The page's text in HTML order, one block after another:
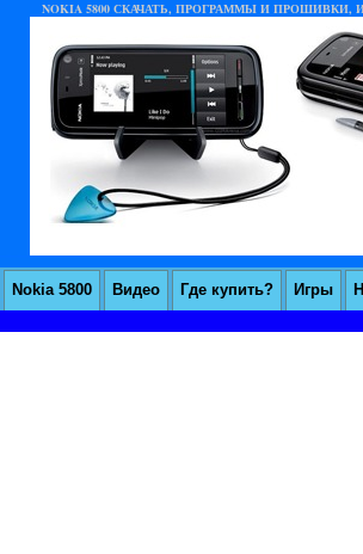
NOKIA 5800 СКАЧАТЬ, ПРОГРАММЫ И ПРОШИВКИ,
Nokia 5800 Видео Где купить? Игры